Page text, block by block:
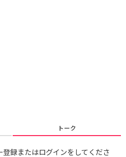
トーク
録またはログインをしてくださ